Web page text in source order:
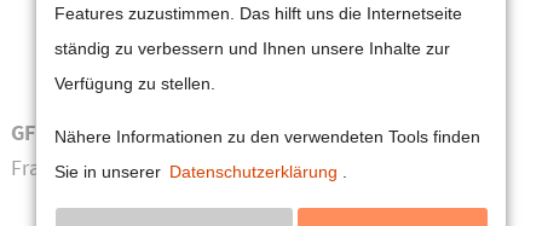
Anmelden
Register Lost your password?
Support
Lorem ipsum dolor sit amet:
GFD Gesellschaft für Finanzkommunikation mbH
Frankfurt | München
Features zuzustimmen. Das hilft uns die Internetseite
ständig zu verbessern und Ihnen unsere Inhalte zur
Verfügung zu stellen.
Nähere Informationen zu den verwendeten Tools finden
Sie in unserer Datenschutzerklärung